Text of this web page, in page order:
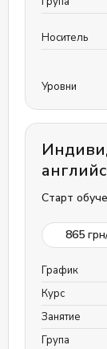
Носитель
Уровни
Старт
865
График
Курс
Занятие
Група